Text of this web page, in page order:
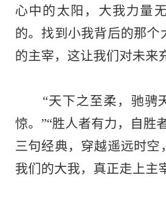
心中的太阳，大我力量
的。找到小我背后的那个
的主宰，这让我们对未来
“天下之至柔，驰骋天
惊。”“胜人者有力，自胜
三句经典，穿越遥远时空
我们的大我，真正走上主